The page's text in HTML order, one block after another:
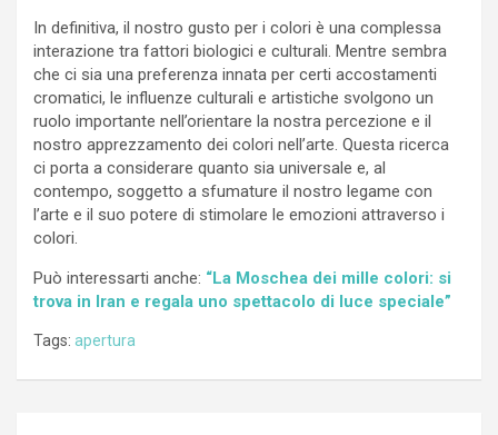
In definitiva, il nostro gusto per i colori è una complessa
interazione tra fattori biologici e culturali. Mentre sembra
che ci sia una preferenza innata per certi accostamenti
cromatici, le influenze culturali e artistiche svolgono un
ruolo importante nell’orientare la nostra percezione e il
nostro apprezzamento dei colori nell’arte. Questa ricerca
ci porta a considerare quanto sia universale e, al
contempo, soggetto a sfumature il nostro legame con
l’arte e il suo potere di stimolare le emozioni attraverso i
colori.
Può interessarti anche: “La Moschea dei mille colori: si
trova in Iran e regala uno spettacolo di luce speciale”
Tags: apertura